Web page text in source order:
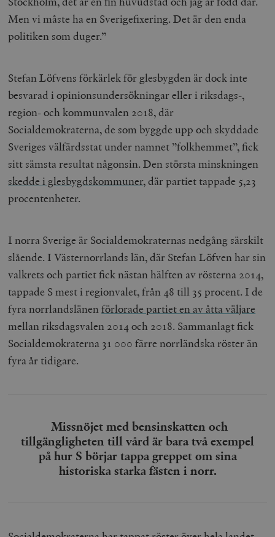
Men vi måste ha en Sverigefixering. Det är den enda
politiken som duger.”
Stefan Löfvens förkärlek för glesbygden är dock inte
besvarad i opinionsundersökningar eller i riksdags-,
region- och kommunvalen 2018, där
Socialdemokraterna, de som byggde upp och skyddade
Sveriges välfärdsstat under namnet ”folkhemmet”, fick
sitt sämsta resultat någonsin. Den största minskningen
skedde i glesbygdskommuner, där partiet tappade 5,23
procentenheter.
I norra Sverige är Socialdemokraternas nedgång särskilt
slående. I Västernorrlands län, där Stefan Löfven har sin
valkrets och partiet fick nästan hälften av rösterna 2014,
tappade S mest i regionvalet, från 48 till 35 procent. I de
fyra norrlandslänenförlorade partiet en av åtta väljare
mellan riksdagsvalen 2014 och 2018. Sammanlagt fick
Socialdemokraterna 31 000 färre norrländska röster än
fyra år tidigare.
Missnöjet med bensinskatten och
tillgängligheten till vård är bara två exempel
på hur S börjar tappa greppet om sina
historiska starka fästen i norr.